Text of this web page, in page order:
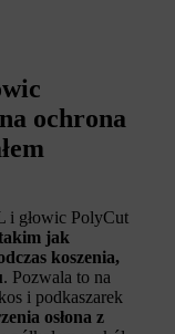
ochrona
i głowic PolyCut
jak
koszenia,
. Pozwala to na
i podkaszarek
osłona z